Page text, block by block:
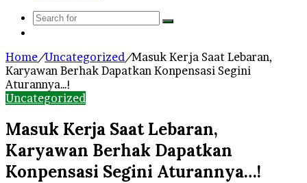
Search
Home/Uncategorized/Masuk Kerja Saat Lebaran,
Karyawan Berhak Dapatkan Konpensasi Segini
Aturannya…!
Uncategorized
Masuk Kerja Saat Lebaran,
Karyawan Berhak Dapatkan
Konpensasi Segini Aturannya…!